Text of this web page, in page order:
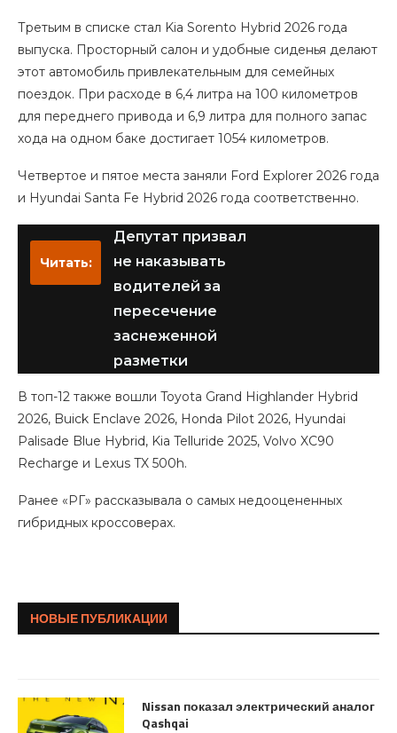
Третьим в списке стал Kia Sorento Hybrid 2026 года
выпуска. Просторный салон и удобные сиденья делают
этот автомобиль привлекательным для семейных
поездок. При расходе в 6,4 литра на 100 километров
для переднего привода и 6,9 литра для полного запас
хода на одном баке достигает 1054 километров.
Четвертое и пятое места заняли Ford Explorer 2026 года
и Hyundai Santa Fe Hybrid 2026 года соответственно.
Читать:
Депутат призвал
не наказывать
водителей за
пересечение
заснеженной
разметки
В топ-12 также вошли Toyota Grand Highlander Hybrid
2026, Buick Enclave 2026, Honda Pilot 2026, Hyundai
Palisade Blue Hybrid, Kia Telluride 2025, Volvo XC90
Recharge и Lexus TX 500h.
Ранее «РГ» рассказывала о cамых недооцененных
гибридных кроссоверах.
НОВЫЕ ПУБЛИКАЦИИ
Мусоровоз вывалил горящий мусор
на дорогу в центре Москвы
Nissan показал электрический аналог
Qashqai